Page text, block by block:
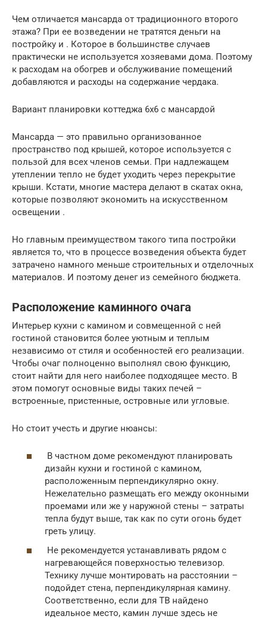
Чем отличается мансарда от традиционного второго
этажа? При ее возведении не тратятся деньги на
постройку и . Которое в большинстве случаев
практически не используется хозяевами дома. Поэтому
к расходам на обогрев и обслуживание помещений
добавляются и расходы на содержание чердака.
Вариант планировки коттеджа 6х6 с мансардой
Мансарда — это правильно организованное
пространство под крышей, которое используется с
пользой для всех членов семьи. При надлежащем
утеплении тепло не будет уходить через перекрытие
крыши. Кстати, многие мастера делают в скатах окна,
которые позволяют экономить на искусственном
освещении .
Но главным преимуществом такого типа постройки
является то, что в процессе возведения объекта будет
затрачено намного меньше строительных и отделочных
материалов. И поэтому денег из семейного бюджета.
Расположение каминного очага
Интерьер кухни с камином и совмещенной с ней
гостиной становится более уютным и теплым
независимо от стиля и особенностей его реализации.
Чтобы очаг полноценно выполнял свою функцию,
стоит найти для него наиболее подходящее место. В
этом помогут основные виды таких печей –
встроенные, пристенные, островные или угловые.
Но стоит учесть и другие нюансы:
В частном доме рекомендуют планировать
дизайн кухни и гостиной с камином,
расположенным перпендикулярно окну.
Нежелательно размещать его между оконными
проемами или же у наружной стены – затраты
тепла будут выше, так как по сути огонь будет
греть улицу.
Не рекомендуется устанавливать рядом с
нагревающейся поверхностью телевизор.
Технику лучше монтировать на расстоянии –
подойдет стена, перпендикулярная камину.
Соответственно, если для ТВ найдено
идеальное место, камин лучше здесь не